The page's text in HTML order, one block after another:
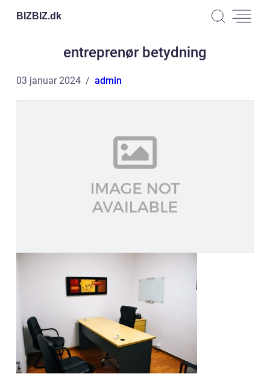
BIZBIZ.dk
entreprenør betydning
03 januar 2024 admin